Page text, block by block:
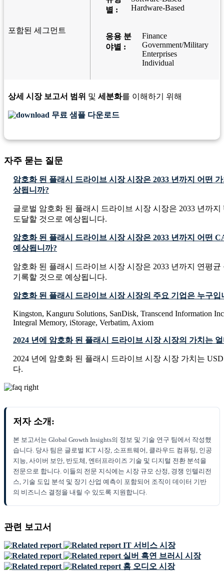
포함된 세그먼트
별 :
Hardware-Based
응용 분
야별 :
Finance
Government/Military
Enterprises
Individual
상세 시장 보고서 범위 및 세분화를 이해하기 위해
무료 샘플 다운로드
자주 묻는 질문
암호화 된 플래시 드라이브 시장 시장은 2033 년까지 어떤
상됩니까?
글로벌 암호화 된 플래시 드라이브 시장 시장은 2033 년까지
도달할 것으로 예상됩니다.
암호화 된 플래시 드라이브 시장 시장은 2033 년까지 어떤
예상됩니까?
암호화 된 플래시 드라이브 시장 시장은 2033 년까지 연평균
기록할 것으로 예상됩니다.
암호화 된 플래시 드라이브 시장 시장의 주요 기업은 누구입
Kingston, Kanguru Solutions, SanDisk, Transcend Information
Integral Memory, iStorage, Verbatim, Axiom
2024 년에 암호화 된 플래시 드라이브 시장 시장의 가치는
2024 년에 암호화 된 플래시 드라이브 시장 시장 가치는
다.
저자 소개:
본 보고서는 Global Growth Insights의 정보 및 기술 연구 팀에서 작성했
습니다. 당사 팀은 글로벌 ICT 시장, 소프트웨어, 클라우드 컴퓨팅, 인공
지능, 사이버 보안, 반도체, 엔터프라이즈 기술 및 디지털 전환 분석을
전문으로 합니다. 이들의 전문 지식에는 시장 규모 산정, 경쟁 인텔리전
스, 기술 도입 분석 및 장기 산업 예측이 포함되어 조직이 데이터 기반
의 비즈니스 결정을 내릴 수 있도록 지원합니다.
관련 보고서
IT 서비스 시장
실버 흑연 브러시 시장
홈 오디오 시장